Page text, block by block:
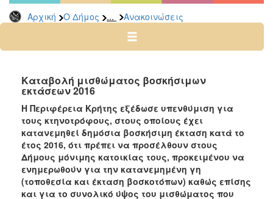
Αρχική Ο Δήμος ... Ανακοινώσεις
Δημοτικές
Υπηρεσίες
Ηλεκτρονική
Διακυβέρνηση
Σχολικές
Επιτροπές
Αγροτική
Ανάπτυξη
Ανακοινώσεις
Προγράμματα
Καταβολή μισθώματος βοσκήσιμων
εκτάσεων 2016
Η Περιφέρεια Κρήτης εξέδωσε υπενθύμιση για
τους κτηνοτρόφους, στους οποίους έχει
κατανεμηθεί δημόσια βοσκήσιμη έκταση κατά το
έτος 2016, ότι πρέπει να προσέλθουν στους
Δήμους μόνιμης κατοικίας τους, προκειμένου να
ενημερωθούν για την κατανεμημένη γη
(τοποθεσία και έκταση βοσκοτόπων) καθώς επίσης
και για το συνολικό ύψος του μισθώματος που